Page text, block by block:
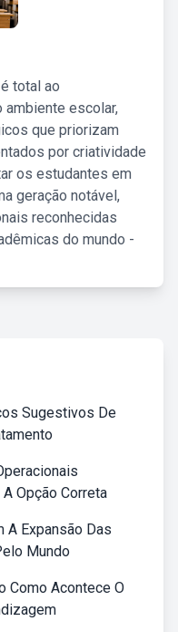
total ao
escolar,
que priorizam
por criatividade
os estudantes em
geração notável,
reconhecidas
do mundo -
Sugestivos De
Opção Correta
A Expansão Das
Mundo
Como Acontece O